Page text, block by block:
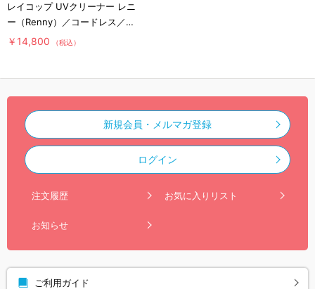
レイコップ UVクリーナー レニ
ー（Renny）／コードレス／軽
量／布団クリーナー
￥14,800 （税込）
新規会員・メルマガ登録
ログイン
注文履歴 お気に入りリスト
お知らせ
ご利用ガイド